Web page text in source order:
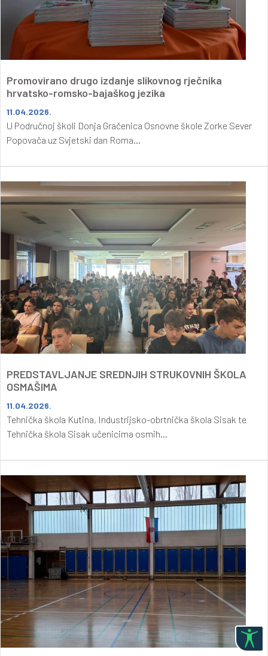
Promovirano drugo izdanje slikovnog rječnika
hrvatsko-romsko-bajaškog jezika
11.04.2026.
U Područnoj školi Donja Gračenica Osnovne škole Zorke Sever
Popovača uz Svjetski dan Roma...
PREDSTAVLJANJE SREDNJIH STRUKOVNIH ŠKOLA
OSMAŠIMA
11.04.2026.
Tehnička škola Kutina, Industrijsko-obrtnička škola Sisak te
Tehnička škola Sisak učenicima osmih...